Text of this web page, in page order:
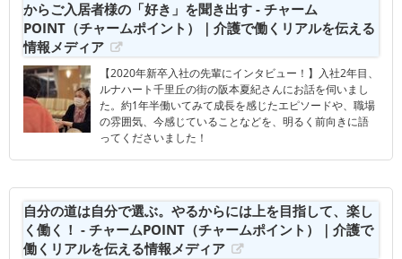
からご入居者様の「好き」を聞き出す - チャーム
POINT（チャームポイント）｜介護で働くリアルを伝える
情報メディア
【2020年新卒入社の先輩にインタビュー！】入社2年目、
ルナハート千里丘の街の阪本夏紀さんにお話を伺いまし
た。約1年半働いてみて成長を感じたエピソードや、職場
の雰囲気、今感じていることなどを、明るく前向きに語
ってくださいました！
自分の道は自分で選ぶ。やるからには上を目指して、楽し
く働く！ - チャームPOINT（チャームポイント）｜介護で
働くリアルを伝える情報メディア